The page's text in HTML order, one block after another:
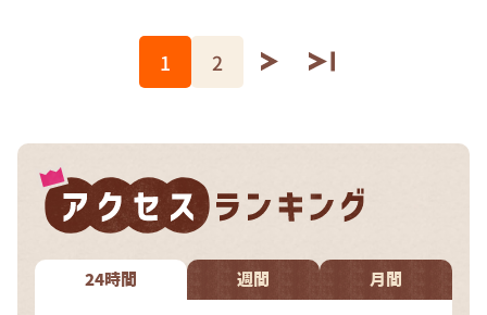
1 2
24時間 週間 月間